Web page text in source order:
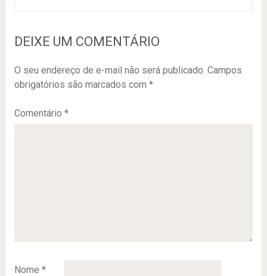
DEIXE UM COMENTÁRIO
O seu endereço de e-mail não será publicado. Campos
obrigatórios são marcados com *
Comentário *
Nome *